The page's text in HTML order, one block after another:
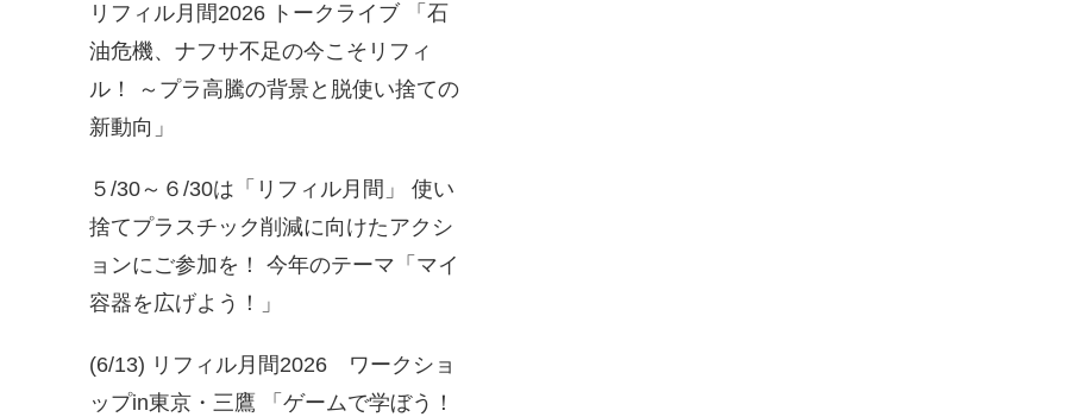
リフィル月間2026 トークライブ 「石
油危機、ナフサ不足の今こそリフィ
ル！ ～プラ高騰の背景と脱使い捨ての
新動向」
５/30～６/30は「リフィル月間」 使い
捨てプラスチック削減に向けたアクシ
ョンにご参加を！ 今年のテーマ「マイ
容器を広げよう！」
(6/13) リフィル月間2026 ワークショ
ップin東京・三鷹 「ゲームで学ぼう！